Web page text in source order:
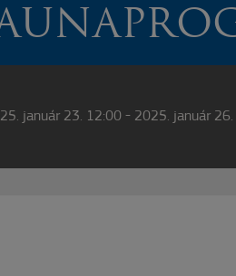
január 23. 12:00 - 2025. január